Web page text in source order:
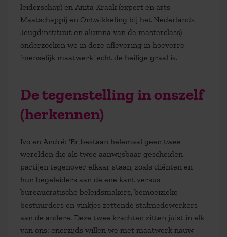
leiderschap) en Anita Kraak (expert en arts
Maatschappij en Ontwikkeling bij het Nederlands
Jeugdinstituut en alumna van de masterclass)
onderzoeken we in deze aflevering in hoeverre
‘menselijk maatwerk’ echt de heilige graal is.
De tegenstelling in onszelf
(herkennen)
Ivo en André: ‘Er bestaan helemaal geen twee
werelden die als twee aanwijsbaar gescheiden
partijen tegenover elkaar staan, zoals cliënten en
hun begeleiders aan de ene kant versus
bureaucratische beleidsmakers, bemoeizieke
bestuurders en vinkjes zettende stafmedewerkers
aan de andere. Deze twee krachten zitten juist in elk
van ons: enerzijds willen we met maatwerk nauw